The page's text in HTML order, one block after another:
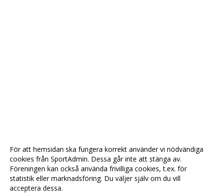
För att hemsidan ska fungera korrekt använder vi nödvändiga
cookies från SportAdmin. Dessa går inte att stänga av.
Föreningen kan också använda frivilliga cookies, t.ex. för
statistik eller marknadsföring. Du väljer själv om du vill
acceptera dessa.